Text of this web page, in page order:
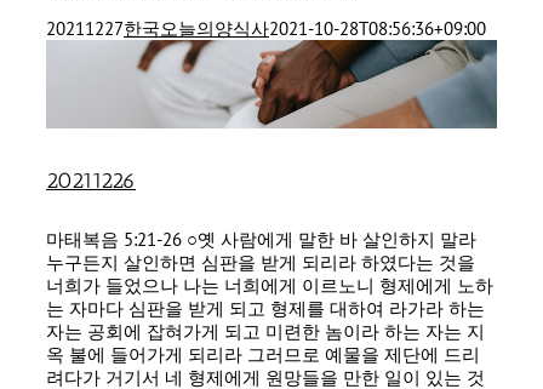
20211227한국오늘의양식사2021-10-28T08:56:36+09:00
20211226
마태복음 5:21-26 ○옛 사람에게 말한 바 살인하지 말라
누구든지 살인하면 심판을 받게 되리라 하였다는 것을
너희가 들었으나 나는 너희에게 이르노니 형제에게 노하
는 자마다 심판을 받게 되고 형제를 대하여 라가라 하는
자는 공회에 잡혀가게 되고 미련한 놈이라 하는 자는 지
옥 불에 들어가게 되리라 그러므로 예물을 제단에 드리
려다가 거기서 네 형제에게 원망들을 만한 일이 있는 것